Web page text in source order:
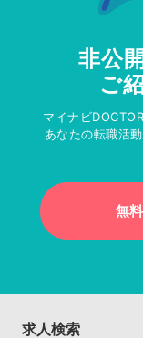
非公
ご
マイナビ
あなたの転職活
無
求人検索